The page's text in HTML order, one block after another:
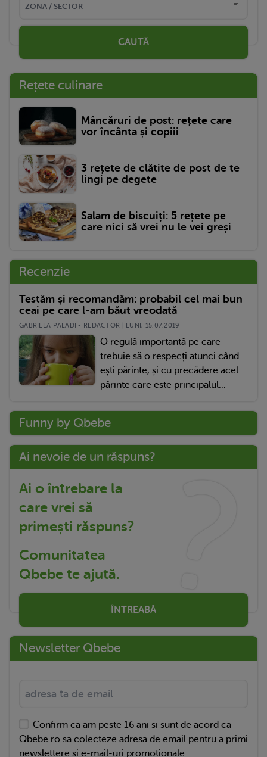
CAUTĂ
Rețete culinare
Mâncăruri de post: rețete care
vor încânta și copiii
3 rețete de clătite de post de te
lingi pe degete
Salam de biscuiți: 5 rețete pe
care nici să vrei nu le vei greși
Recenzie
Testăm și recomandăm: probabil cel mai bun
ceai pe care l-am băut vreodată
GABRIELA PALADI - REDACTOR | LUNI, 15.07.2019
O regulă importantă pe care
trebuie să o respecți atunci când
ești părinte, și cu precădere acel
părinte care este principalul...
Funny by Qbebe
Ai nevoie de un răspuns?
Ai o întrebare la
care vrei să
primești răspuns?
Comunitatea
Qbebe te ajută.
ÎNTREABĂ
Newsletter Qbebe
Confirm ca am peste 16 ani si sunt de acord ca
Qbebe.ro sa colecteze adresa de email pentru a primi
newslettere si e-mail-uri promotionale.